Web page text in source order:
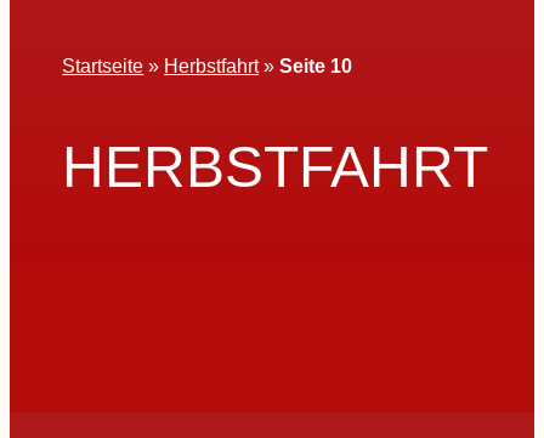
Startseite » Herbstfahrt»Seite 10
HERBSTFAHRT